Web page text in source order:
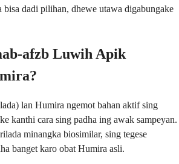
dadi pilihan, dhewe utawa digabungake
afzb Luwih Apik
lan Humira ngemot bahan aktif sing
kanthi cara sing padha ing awak sampeyan.
minangka biosimilar, sing tegese
banget karo obat Humira asli.